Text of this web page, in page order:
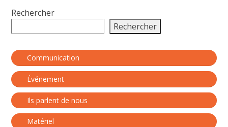
Rechercher
Rechercher
Communication
Événement
Ils parlent de nous
Matériel